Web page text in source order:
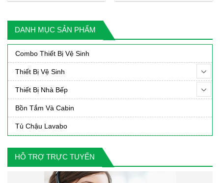
DANH MỤC SẢN PHẨM
Combo Thiết Bị Vệ Sinh
Thiết Bị Vệ Sinh
Thiết Bị Nhà Bếp
Bồn Tắm Và Cabin
Tủ Chậu Lavabo
HỖ TRỢ TRỰC TUYẾN
gốc
11,430,000₫.
hiện
là:
7,590,000₫.
gốc
hiện